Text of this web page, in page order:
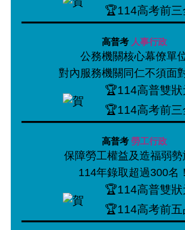
🏆114高考前三
高普考 人事行政
公務機關核心幕僚單
對內服務機關同仁不須面
🏆114高普雙狀
🏆114高考前三
高普考 勞工行政
保障勞工權益及造福弱勢
114年錄取超過300名！
🏆114高普雙狀
🏆114高考前五